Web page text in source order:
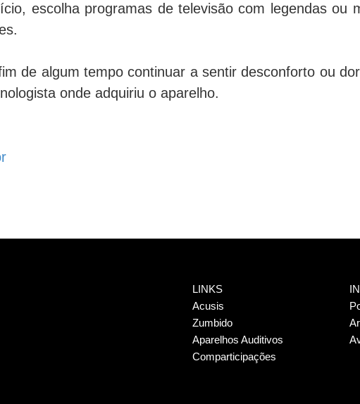
escolha programas de televisão com legendas ou
de algum tempo continuar a sentir desconforto ou
onde adquiriu o aparelho.
LINKS
Acusis
Zumbido
Aparelhos Auditivos
Comparticipações